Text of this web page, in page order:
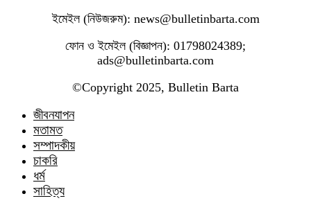
ইমেইল (নিউজরুম): news@bulletinbarta.com
ফোন ও ইমেইল (বিজ্ঞাপন): 01798024389;
ads@bulletinbarta.com
©️Copyright 2025, Bulletin Barta
জীবনযাপন
মতামত
সম্পাদকীয়
চাকরি
ধর্ম
সাহিত্য